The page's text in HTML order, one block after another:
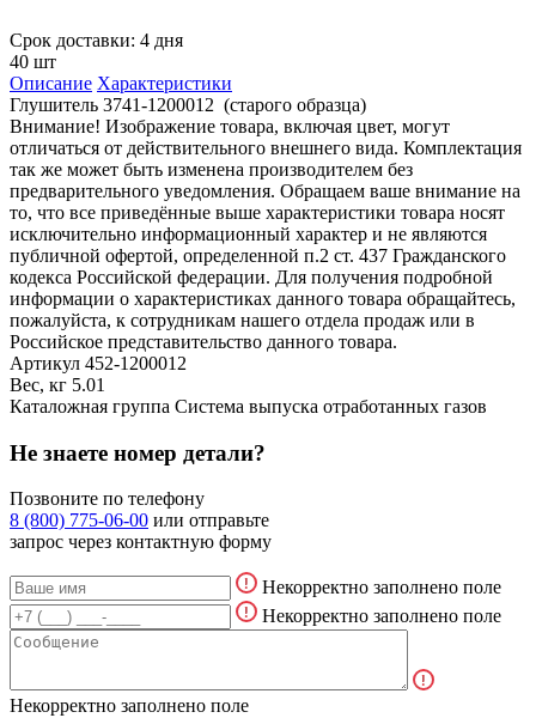
Срок доставки: 4 дня
40 шт
Описание Характеристики
Глушитель 3741-1200012 (старого образца)
Внимание! Изображение товара, включая цвет, могут
отличаться от действительного внешнего вида. Комплектация
так же может быть изменена производителем без
предварительного уведомления. Обращаем ваше внимание на
то, что все приведённые выше характеристики товара носят
исключительно информационный характер и не являются
публичной офертой, определенной п.2 ст. 437 Гражданского
кодекса Российской федерации. Для получения подробной
информации о характеристиках данного товара обращайтесь,
пожалуйста, к сотрудникам нашего отдела продаж или в
Российское представительство данного товара.
Артикул 452-1200012
Вес, кг 5.01
Каталожная группа Система выпуска отработанных газов
Не знаете номер детали?
Позвоните по телефону
8 (800) 775-06-00 или отправьте
запрос через контактную форму
Некорректно заполнено поле
Некорректно заполнено поле
Некорректно заполнено поле